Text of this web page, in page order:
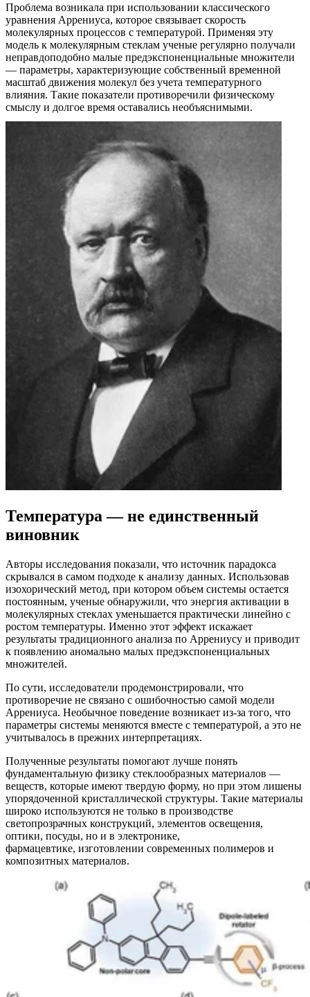
Проблема возникала при использовании классического
уравнения Аррениуса, которое связывает скорость
молекулярных процессов с температурой. Применяя эту
модель к молекулярным стеклам ученые регулярно получали
неправдоподобно малые предэкспоненциальные множители
— параметры, характеризующие собственный временной
масштаб движения молекул без учета температурного
влияния. Такие показатели противоречили физическому
смыслу и долгое время оставались необъяснимыми.
Температура — не единственный
виновник
Авторы исследования показали, что источник парадокса
скрывался в самом подходе к анализу данных. Использовав
изохорический метод, при котором объем системы остается
постоянным, ученые обнаружили, что энергия активации в
молекулярных стеклах уменьшается практически линейно с
ростом температуры. Именно этот эффект искажает
результаты традиционного анализа по Аррениусу и приводит
к появлению аномально малых предэкспоненциальных
множителей.
По сути, исследователи продемонстрировали, что
противоречие не связано с ошибочностью самой модели
Аррениуса. Необычное поведение возникает из-за того, что
параметры системы меняются вместе с температурой, а это не
учитывалось в прежних интерпретациях.
Полученные результаты помогают лучше понять
фундаментальную физику стеклообразных материалов —
веществ, которые имеют твердую форму, но при этом лишены
упорядоченной кристаллической структуры. Такие материалы
широко используются не только в производстве
светопрозрачных конструкций, элементов освещения,
оптики, посуды, но и в электронике,
фармацевтике, изготовлении современных полимеров и
композитных материалов.